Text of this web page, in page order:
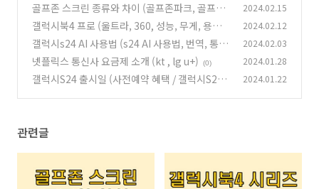
골프존 스크린 종류와 차이 (골프존파크, 골프존
NX) (0)
2024.02.15
갤럭시북4 프로 (울트라, 360, 성능, 무게, 용도)
(1)
2024.02.12
갤럭시s24 AI 사용법 (s24 AI 사용법, 번역, 통
역, 문법) (0)
2024.02.03
넷플릭스 통신사 요금제 소개 (kt , lg u+) (0) 2024.01.28
갤럭시S24 출시일 (사전예약 혜택 / 갤럭시S23
2024.01.22
관련글